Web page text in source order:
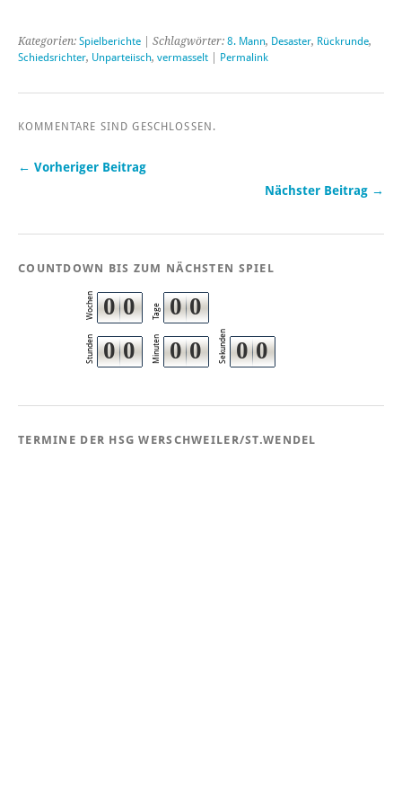
Kategorien: Spielberichte | Schlagwörter: 8. Mann, Desaster, Rückrunde,
Schiedsrichter, Unparteiisch, vermasselt Permalink
KOMMENTARE SIND GESCHLOSSEN.
← Vorheriger Beitrag
Nächster Beitrag →
COUNTDOWN BIS ZUM NÄCHSTEN SPIEL
Wochen 0 0 Tage 0 0
Stunden 0 0 Minuten 0 0 Sekunden 0 0
TERMINE DER HSG WERSCHWEILER/ST.WENDEL